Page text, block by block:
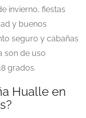
invierno, fiestas
y buenos
seguro y cabañas
son de uso
grados.
Hualle en